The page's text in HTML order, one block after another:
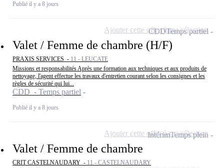
Publié il y a 8 jours
Valet / Femme de chambre (H/F)
PRAXIS SERVICES - 11 - LEUCATE
Missions et responsabilités Après une formation aux techniques et aux produits de
nettoyage, l'agent effectue les travaux d'entretien courant selon les consignes et les
règles de sécurité qui lui...
CDD - Temps partiel
Publié il y a 8 jours
CDDTemps partiel
Ajouter cette offre à ma sélection
Valet / Femme de chambre
CRIT CASTELNAUDARY - 11 - CASTELNAUDARY
IntérimTemps plein
Ajouter cette offre à ma sélection